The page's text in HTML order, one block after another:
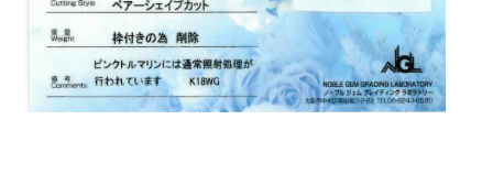
ご注文手続き
カートを見る